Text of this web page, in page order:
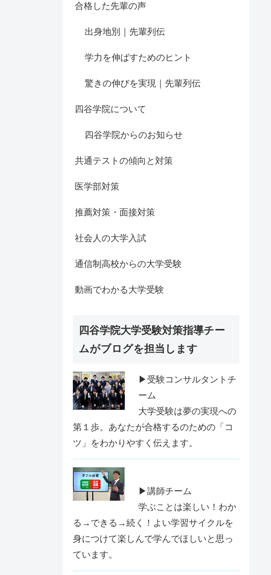
合格した先輩の声
出身地別｜先輩列伝
学力を伸ばすためのヒント
驚きの伸びを実現｜先輩列伝
四谷学院について
四谷学院からのお知らせ
共通テストの傾向と対策
医学部対策
推薦対策・面接対策
社会人の大学入試
通信制高校からの大学受験
動画でわかる大学受験
四谷学院大学受験対策指導チー
ムがブログを担当します
▶受験コンサルタントチ
ーム
大学受験は夢の実現への
第１歩。あなたが合格するのための「コ
ツ」をわかりやすく伝えます。
▶講師チーム
学ぶことは楽しい！わか
る→できる→続く！よい学習サイクルを
身につけて楽しんで学んでほしいと思っ
ています。